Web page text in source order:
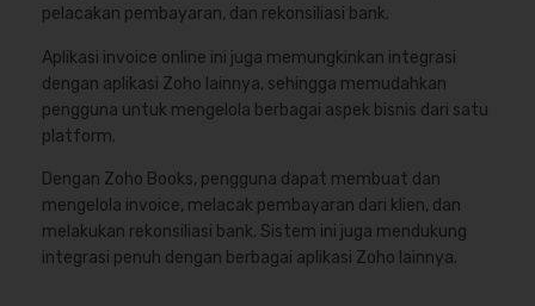
pelacakan pembayaran, dan rekonsiliasi bank.
Aplikasi invoice online ini juga memungkinkan integrasi
dengan aplikasi Zoho lainnya, sehingga memudahkan
pengguna untuk mengelola berbagai aspek bisnis dari satu
platform.
Dengan Zoho Books, pengguna dapat membuat dan
mengelola invoice, melacak pembayaran dari klien, dan
melakukan rekonsiliasi bank. Sistem ini juga mendukung
integrasi penuh dengan berbagai aplikasi Zoho lainnya.